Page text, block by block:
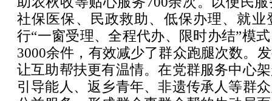
社保医保、民政救助、低保办理、就业
行“一窗受理、全程代办、限时办结”模
3000余件，有效减少了群众跑腿次数。
让互助帮扶更有温情。在党群服务中心
引导能人、返乡青年、非遗传承人等群